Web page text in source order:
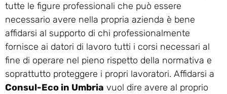
tutte le figure professionali che può essere
necessario avere nella propria azienda è bene
affidarsi al supporto di chi professionalmente
fornisce ai datori di lavoro tutti i corsi necessari al
fine di operare nel pieno rispetto della normativa e
soprattutto proteggere i propri lavoratori. Affidarsi a
Consul-Eco in Umbria vuol dire avere al proprio